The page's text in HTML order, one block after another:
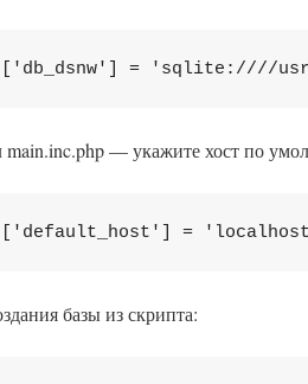
= 'sqlite:////usr/
main.inc.php — укажите хост по
=
базы из скрипта: